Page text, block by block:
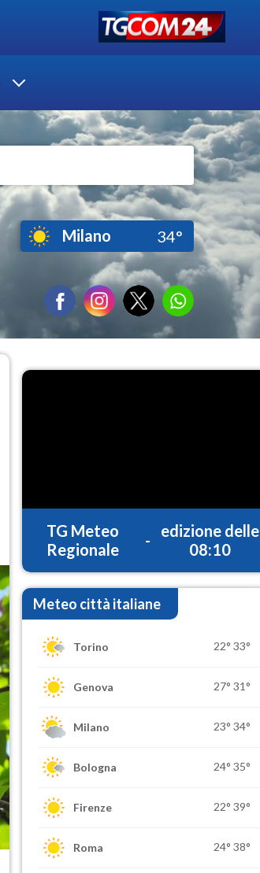
Milano 34°
TG Meteo
Regionale
-
edizione delle
08:10
Meteo città italiane
Torino 22° 33°
Genova 27° 31°
Milano 23° 34°
Bologna 24° 35°
Firenze 22° 39°
Roma 24° 38°